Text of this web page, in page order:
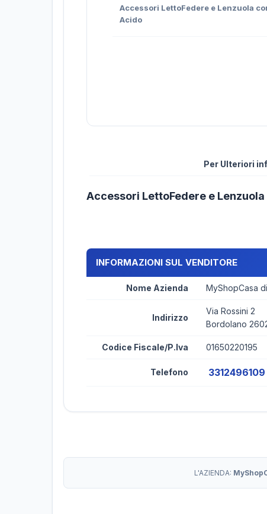
Accessori LettoFedere e Lenzuola
Acido
Per Ulteriori
Accessori LettoFedere e
INFORMAZIONI SUL VENDITORE
Nome Azienda MyShopCasa
Indirizzo
Via Rossini 2
Bordolano
Codice Fiscale/P.Iva 01650220195
Telefono 3312496109
L'AZIENDA: